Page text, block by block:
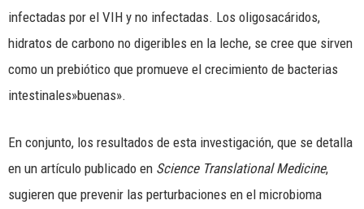
infectadas por el VIH y no infectadas. Los oligosacáridos,
hidratos de carbono no digeribles en la leche, se cree que sirven
como un prebiótico que promueve el crecimiento de bacterias
intestinales»buenas».
En conjunto, los resultados de esta investigación, que se detalla
en un artículo publicado en Science Translational Medicine,
sugieren que prevenir las perturbaciones en el microbioma